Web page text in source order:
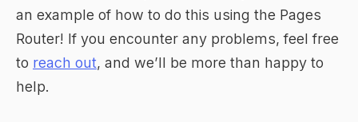
an example of how to do this using the Pages
Router! If you encounter any problems, feel free
to reach out, and we’ll be more than happy to
help.